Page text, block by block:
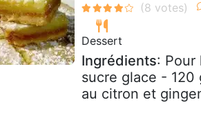
Dessert
Ingrédients: Pour
sucre glace -
au citron et